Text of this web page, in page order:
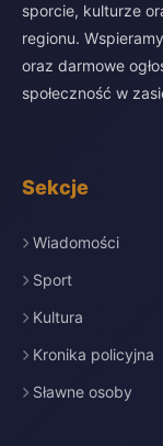
sporcie, kulturze
regionu.
oraz darmowe
społeczność w
Sekcje
Wiadomości
Sport
Kultura
Kronika policyjna
Sławne osoby